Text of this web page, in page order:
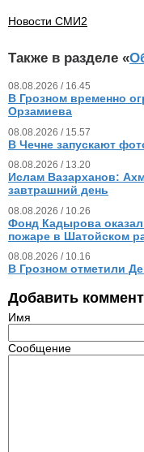
Новости СМИ2
Также в разделе «
08.08.2026 / 16.45
В Грозном временно
Орзамиева
08.08.2026 / 15.57
В Чечне запускают
08.08.2026 / 13.20
Ислам Вазарханов:
завтрашний день
08.08.2026 / 10.26
Фонд Кадырова
пожаре в Шатойском
08.08.2026 / 10.16
В Грозном отметили
Добавить
Имя
Сообщение